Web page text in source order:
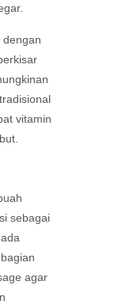
dengan
vitamin
sebagai
agar